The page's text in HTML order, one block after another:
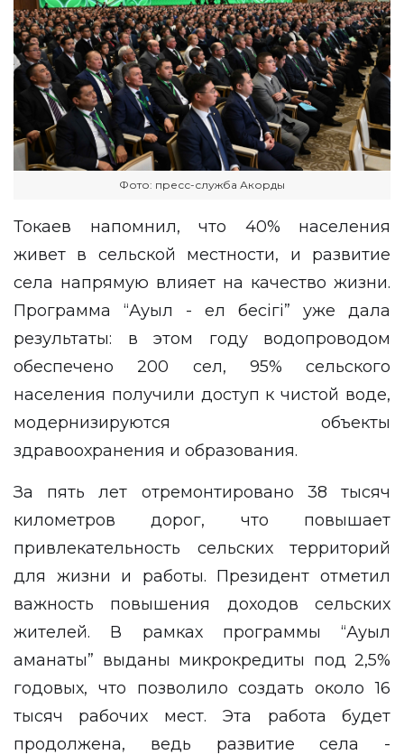
Фото: пресс-служба Акорды
Токаев напомнил, что 40% населения
живет в сельской местности, и развитие
села напрямую влияет на качество жизни.
Программа “Ауыл - ел бесігі” уже дала
результаты: в этом году водопроводом
обеспечено 200 сел, 95% сельского
населения получили доступ к чистой воде,
модернизируются объекты
здравоохранения и образования.
За пять лет отремонтировано 38 тысяч
километров дорог, что повышает
привлекательность сельских территорий
для жизни и работы. Президент отметил
важность повышения доходов сельских
жителей. В рамках программы “Ауыл
аманаты” выданы микрокредиты под 2,5%
годовых, что позволило создать около 16
тысяч рабочих мест. Эта работа будет
продолжена, ведь развитие села -